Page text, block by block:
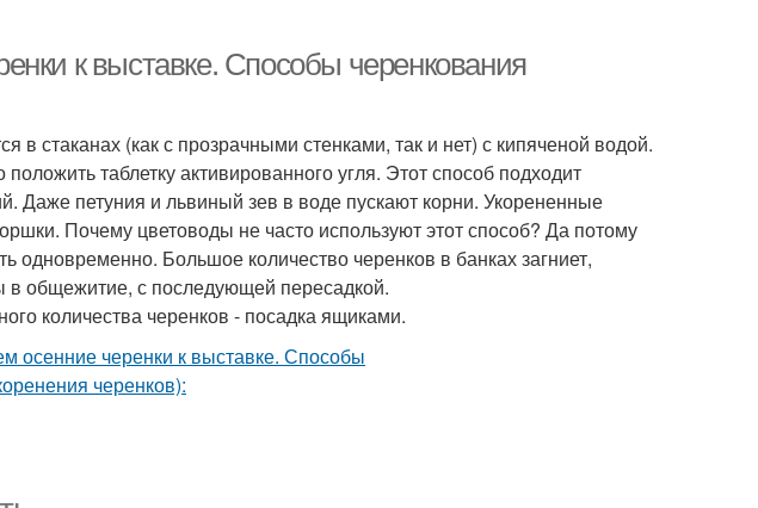
к выставке. Способы черенкования
в стаканах (как с прозрачными стенками, так и нет) с кипяченой водой.
таблетку активированного угля. Этот способ подходит
Даже петуния и львиный зев в воде пускают корни. Укорененные
Почему цветоводы не часто используют этот способ? Да потому
одновременно. Большое количество черенков в банках загниет,
в общежитие, с последующей пересадкой.
количества черенков - посадка ящиками.